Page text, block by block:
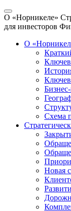
О «Норникеле»
для инвесторов
О
Схема
Новая